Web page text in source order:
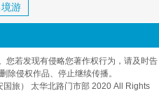
游
您若发现有侵略您著作权行为，请及时告
除侵权作品、停止继续传播。
旅） 太华北路门市部 2020 All Rights